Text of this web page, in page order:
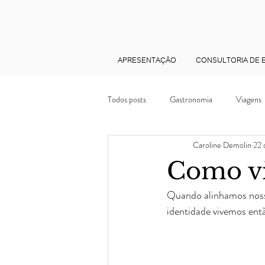
APRESENTAÇÃO CONSULTORIA DE
Todos posts Gastronomia Viagens
Feminino Arte
Dicas de moda e Estilo Feedback
Como
Caroline Demolin 22
Quando alinhamos
identidade vivemos